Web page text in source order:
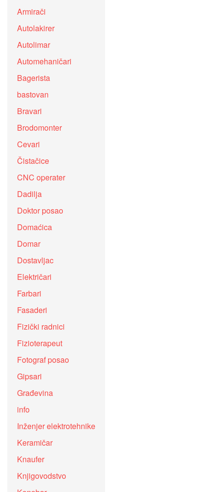
Armirači
Autolakirer
Autolimar
Automehaničari
Bagerista
bastovan
Bravari
Brodomonter
Cevari
Čistačice
CNC operater
Dadilja
Doktor posao
Domaćica
Domar
Dostavljac
Električari
Farbari
Fasaderi
Fizički radnici
Fizioterapeut
Fotograf posao
Gipsari
Građevina
info
Inženjer elektrotehnike
Keramičar
Knaufer
Knjigovodstvo